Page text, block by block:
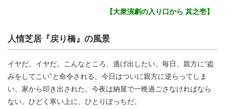
【大衆演劇の入り口から 其之壱】
人情芝居『戻り橋』の風景
イヤだ。イヤだ。こんなところ、逃げ出したい。毎日、親方に“盗
みをしてこい”と命令される。今日はついに親方に逆らってしま
い、家から叩き出された。今夜は納屋で一晩過ごさなければなら
ない。ひどく寒い上に、ひとりぼっちだ。